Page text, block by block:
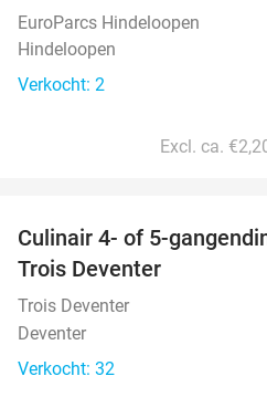
EuroParcs Hindeloopen
Hindeloopen
Verkocht: 2
Excl. ca.
Culinair 4- of 5-
Trois Deventer
Trois Deventer
Deventer
Verkocht: 32